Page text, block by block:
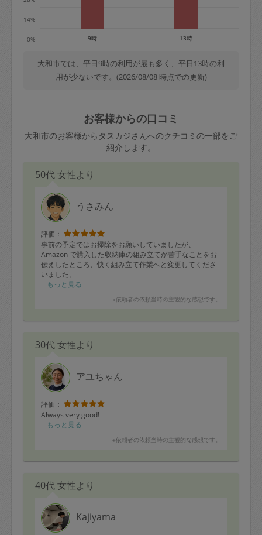
0%
14%
9時 13時
大和市では、平日9時の利用が最も多く、平日13時の利
用が少ないです。(2026/08/08 時点での更新)
お客様からの口コミ
大和市のお客様からタスカジさんへのクチコミの一部をご
紹介します。
50代 女性より
うさみん
評価：
事前の予定ではお掃除をお願いしていましたが、
Amazon で購入した収納庫の組み立てが苦手なことをお
伝えしたところ、快く組み立て作業へと変更してくださ
いました。
自分1人ではなかなか重い腰が上がらず、ずっと後回しに
当日はとても手際よく進めていただき、想像以上にスム
臨機応変かつ親切に対応していただき、心から感謝して
もっと見る
※依頼者の依頼当時の主観的な感想です。
30代 女性より
アユちゃん
評価：
Always very good!
もっと見る
※依頼者の依頼当時の主観的な感想です。
40代 女性より
Kajiyama